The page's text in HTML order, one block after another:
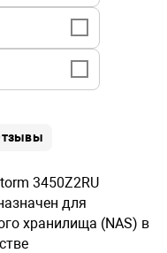
3450Z2RU
для
хранилища (NAS) в